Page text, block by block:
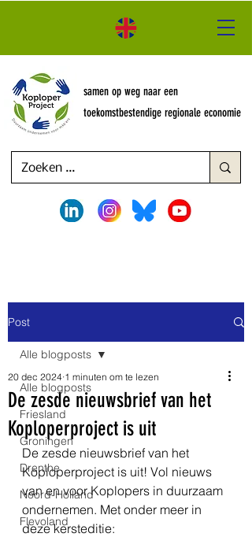
samen op weg naar een
toekomstbestendige regionale economie
Post
Alle blogposts
Friesland
Groningen
Drenthe
Noord-Holland
Flevoland
Alle blogposts
De zesde nieuwsbrief van het
Koploperproject is uit
20 dec 2024 1 minuten om te lezen
De zesde nieuwsbrief van het
Koploperproject is uit! Vol nieuws
van en voor Koplopers in duurzaam
ondernemen. Met onder meer in
deze kersteditie: